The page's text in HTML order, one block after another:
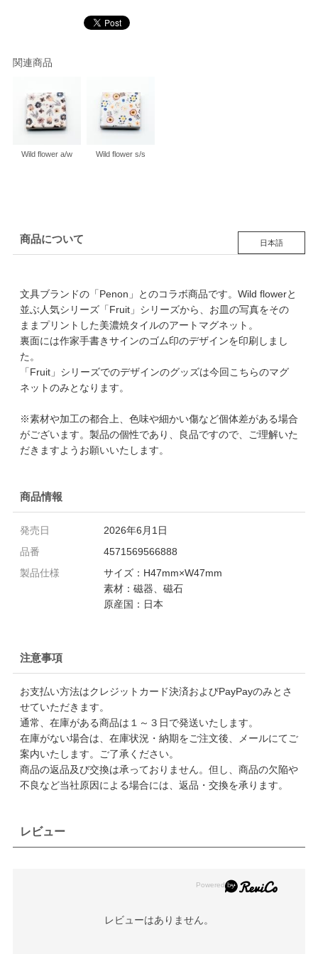
関連商品
Wild flower a/w Wild flower s/s
商品について 日本語
文具ブランドの「Penon」とのコラボ商品です。Wild flowerと
並ぶ人気シリーズ「Fruit」シリーズから、お皿の写真をその
ままプリントした美濃焼タイルのアートマグネット。
裏面には作家手書きサインのゴム印のデザインを印刷しまし
た。
「Fruit」シリーズでのデザインのグッズは今回こちらのマグ
ネットのみとなります。
※素材や加工の都合上、色味や細かい傷など個体差がある場合
がございます。製品の個性であり、良品ですので、ご理解いた
だきますようお願いいたします。
商品情報
発売日
2026年6月1日
品番
4571569566888
製品仕様
サイズ：H47mm×W47mm
素材：磁器、磁石
原産国：日本
注意事項
お支払い方法はクレジットカード決済およびPayPayのみとさ
せていただきます。
通常、在庫がある商品は１～３日で発送いたします。
在庫がない場合は、在庫状況・納期をご注文後、メールにてご
案内いたします。ご了承ください。
商品の返品及び交換は承っておりません。但し、商品の欠陥や
不良など当社原因による場合には、返品・交換を承ります。
レビュー
レビューはありません。